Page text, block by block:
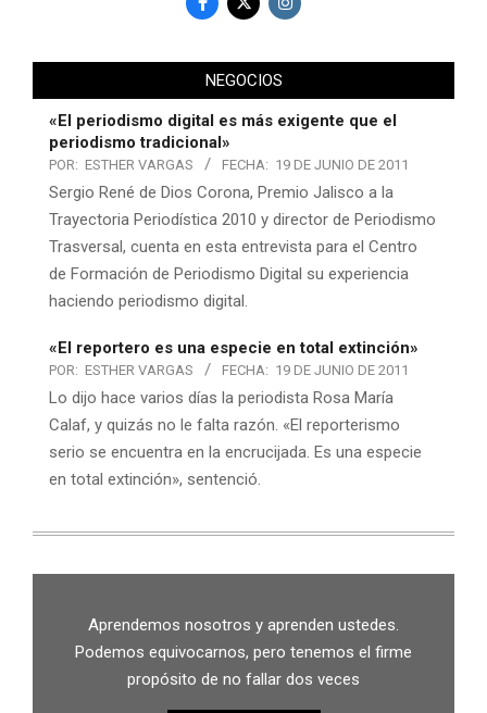
NEGOCIOS
«El periodismo digital es más exigente que el
periodismo tradicional»
POR: ESTHER VARGAS FECHA: 19 DE JUNIO DE 2011
Sergio René de Dios Corona, Premio Jalisco a la
Trayectoria Periodística 2010 y director de Periodismo
Trasversal, cuenta en esta entrevista para el Centro
de Formación de Periodismo Digital su experiencia
haciendo periodismo digital.
«El reportero es una especie en total extinción»
POR: ESTHER VARGAS FECHA: 19 DE JUNIO DE 2011
Lo dijo hace varios días la periodista Rosa María
Calaf, y quizás no le falta razón. «El reporterismo
serio se encuentra en la encrucijada. Es una especie
en total extinción», sentenció.
Aprendemos nosotros y aprenden ustedes.
Podemos equivocarnos, pero tenemos el firme
propósito de no fallar dos veces